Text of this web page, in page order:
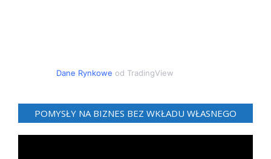
Dane Rynkowe od TradingView
POMYSŁY NA BIZNES BEZ WKŁADU WŁASNEGO